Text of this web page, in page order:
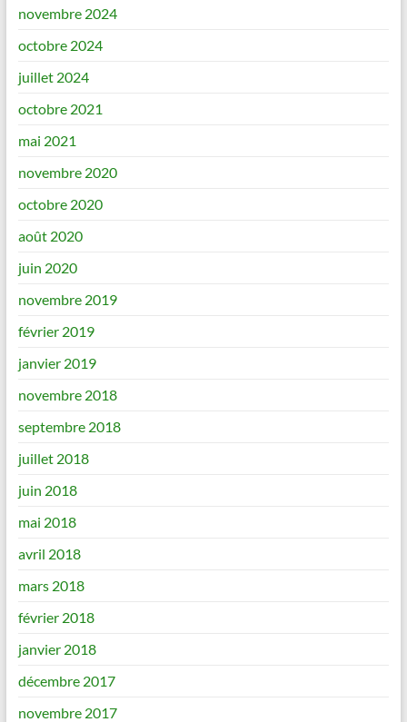
novembre 2024
octobre 2024
juillet 2024
octobre 2021
mai 2021
novembre 2020
octobre 2020
août 2020
juin 2020
novembre 2019
février 2019
janvier 2019
novembre 2018
septembre 2018
juillet 2018
juin 2018
mai 2018
avril 2018
mars 2018
février 2018
janvier 2018
décembre 2017
novembre 2017